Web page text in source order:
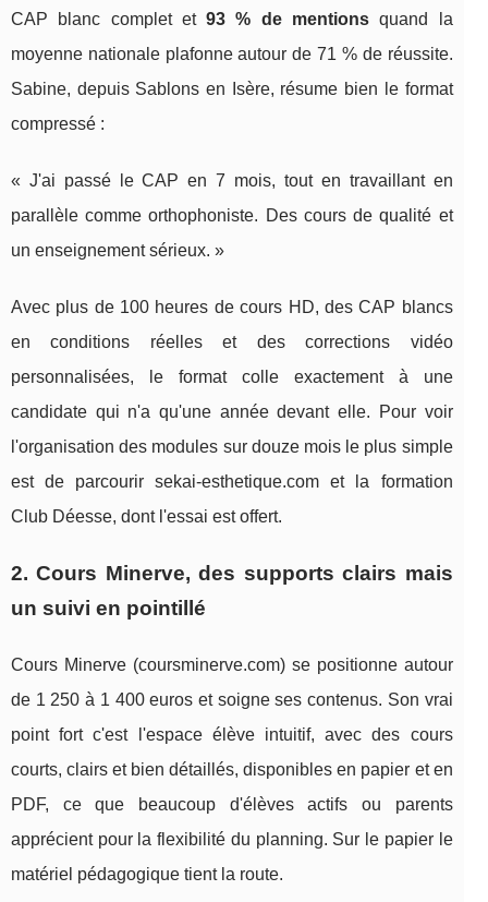
CAP blanc complet et93 % de mentions quand la
moyenne nationale plafonne autour de 71 % de réussite.
Sabine, depuis Sablons en Isère, résume bien le format
compressé :
« J'ai passé le CAP en 7 mois, tout en travaillant en
parallèle comme orthophoniste. Des cours de qualité et
un enseignement sérieux. »
Avec plus de 100 heures de cours HD, des CAP blancs
en conditions réelles et des corrections vidéo
personnalisées, le format colle exactement à une
candidate qui n'a qu'une année devant elle. Pour voir
l'organisation des modules sur douze mois le plus simple
est de parcourir sekai-esthetique.com et la formation
Club Déesse, dont l'essai est offert.
2. Cours Minerve, des supports clairs mais
un suivi en pointillé
Cours Minerve (coursminerve.com) se positionne autour
de 1 250 à 1 400 euros et soigne ses contenus. Son vrai
point fort c'est l'espace élève intuitif, avec des cours
courts, clairs et bien détaillés, disponibles en papier et en
PDF, ce que beaucoup d'élèves actifs ou parents
apprécient pour la flexibilité du planning. Sur le papier le
matériel pédagogique tient la route.